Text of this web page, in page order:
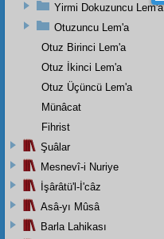
Yirmi Dokuzuncu Lem'a
Otuzuncu Lem'a
Otuz Birinci Lem'a
Otuz İkinci Lem'a
Otuz Üçüncü Lem'a
Münâcat
Fihrist
Şuâlar
Mesnevî-i Nuriye
İşârâtü'l-İ'câz
Asâ-yı Mûsâ
Barla Lahikası